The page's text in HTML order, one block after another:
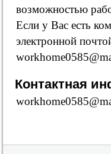
возможностью
Если у Вас есть
электронной
Контактная